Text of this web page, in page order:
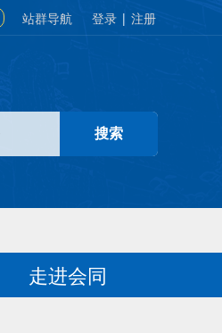
站群导航 登录 | 注册
走进会同